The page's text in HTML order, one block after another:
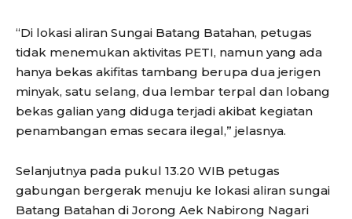
“Di lokasi aliran Sungai Batang Batahan, petugas
tidak menemukan aktivitas PETI, namun yang ada
hanya bekas akifitas tambang berupa dua jerigen
minyak, satu selang, dua lembar terpal dan lobang
bekas galian yang diduga terjadi akibat kegiatan
penambangan emas secara ilegal,” jelasnya.
Selanjutnya pada pukul 13.20 WIB petugas
gabungan bergerak menuju ke lokasi aliran sungai
Batang Batahan di Jorong Aek Nabirong Nagari